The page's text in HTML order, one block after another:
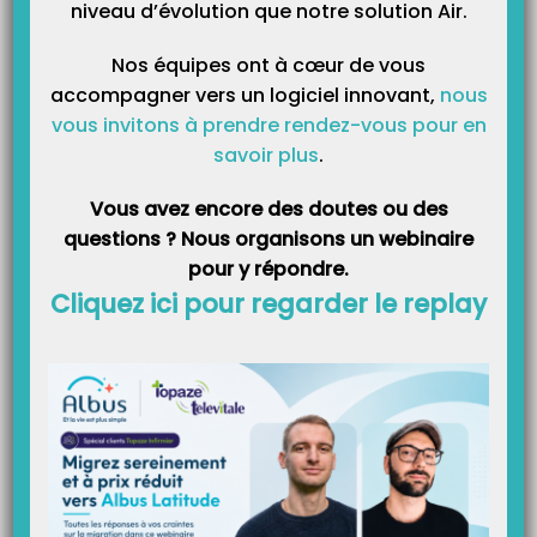
appuyer sur la touche « Val » ou la flèche verte de droite du lecteur.…
Saisie d’un acte isolé avec un lecteur XIRING Vital’Act
Comment Effectuer un acte isolé à domicile avec le lecteur Vital Act ?
Découvrez ci-dessous la marche à suivre pour effectuer votre acte isolé à
domicile. Le lecteur ne peut afficher que 2 lignes par affichage, donc
n’oubliez pas de descendre avec la flèche se trouvant sur le lecteur pour
Catégories
niveau d’évolution que notre solution Air.
Nos équipes ont à cœur de vous
accompagner vers un logiciel innovant, nous
vous invitons à prendre rendez-vous pour en
savoir plus.
Vous avez encore des doutes ou des
questions ? Nous organisons un webinaire
pour y répondre.
Cliquez ici pour regarder le replay